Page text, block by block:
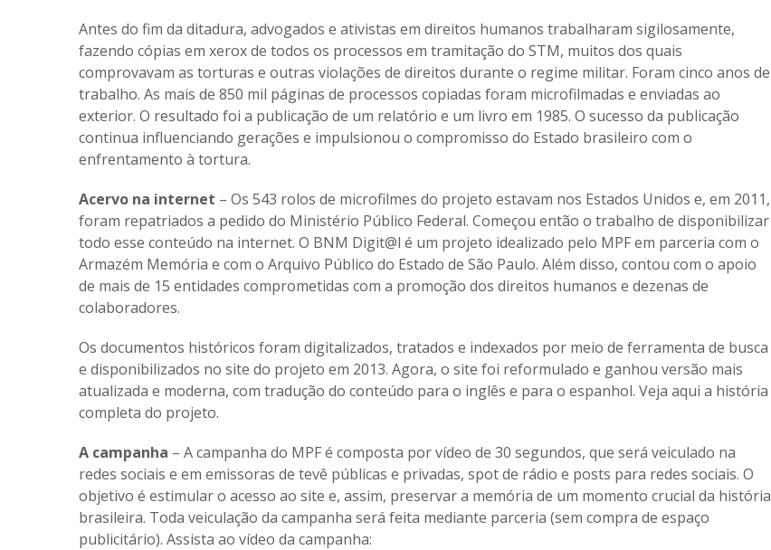
Antes do fim da ditadura, advogados e ativistas em direitos humanos trabalharam sigilosamente,
fazendo cópias em xerox de todos os processos em tramitação do STM, muitos dos quais
comprovavam as torturas e outras violações de direitos durante o regime militar. Foram cinco anos de
trabalho. As mais de 850 mil páginas de processos copiadas foram microfilmadas e enviadas ao
exterior. O resultado foi a publicação de um relatório e um livro em 1985. O sucesso da publicação
continua influenciando gerações e impulsionou o compromisso do Estado brasileiro com o
enfrentamento à tortura.
Acervo na internet – Os 543 rolos de microfilmes do projeto estavam nos Estados Unidos e, em 2011,
foram repatriados a pedido do Ministério Público Federal. Começou então o trabalho de disponibilizar
todo esse conteúdo na internet. O BNM Digit@l é um projeto idealizado pelo MPF em parceria com o
Armazém Memória e com o Arquivo Público do Estado de São Paulo. Além disso, contou com o apoio
de mais de 15 entidades comprometidas com a promoção dos direitos humanos e dezenas de
colaboradores.
Os documentos históricos foram digitalizados, tratados e indexados por meio de ferramenta de busca
e disponibilizados no site do projeto em 2013. Agora, o site foi reformulado e ganhou versão mais
atualizada e moderna, com tradução do conteúdo para o inglês e para o espanhol. Veja aqui a história
completa do projeto.
A campanha – A campanha do MPF é composta por vídeo de 30 segundos, que será veiculado na
redes sociais e em emissoras de tevê públicas e privadas, spot de rádio e posts para redes sociais. O
objetivo é estimular o acesso ao site e, assim, preservar a memória de um momento crucial da história
brasileira. Toda veiculação da campanha será feita mediante parceria (sem compra de espaço
publicitário). Assista ao vídeo da campanha: